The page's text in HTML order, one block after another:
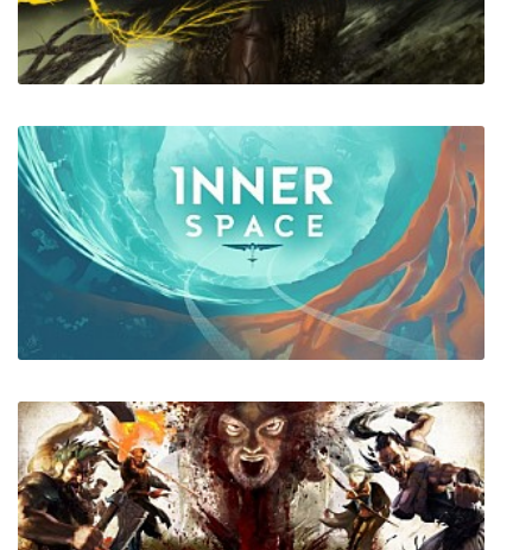
Rusty Lake Paradise & Cube Escape: Paradox
Raindancer